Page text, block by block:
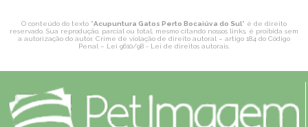
O conteúdo do texto "Acupuntura Gatos Perto Bocaiúva do Sul" é de direito
reservado. Sua reprodução, parcial ou total, mesmo citando nossos links, é proibida sem
a autorização do autor. Crime de violação de direito autoral – artigo 184 do Código
Penal – Lei 9610/98 - Lei de direitos autorais